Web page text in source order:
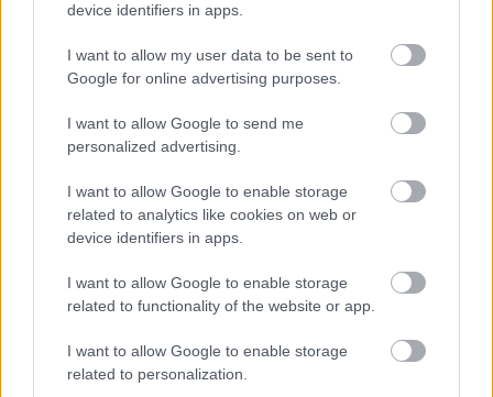
device identifiers in apps.
I want to allow my user data to be sent to
Google for online advertising purposes.
I want to allow Google to send me
personalized advertising.
I want to allow Google to enable storage
related to analytics like cookies on web or
device identifiers in apps.
I want to allow Google to enable storage
related to functionality of the website or app.
I want to allow Google to enable storage
related to personalization.
Mi legnagyobb vágyad most?
Nem vágyom nagy dolgokra, szeretném befejezni a
félbehagyott munkáimat, és várom azt a pillanatot,
amikor a vírus okozta nehéz helyzetre már csak egy
régi kerékvágásba.